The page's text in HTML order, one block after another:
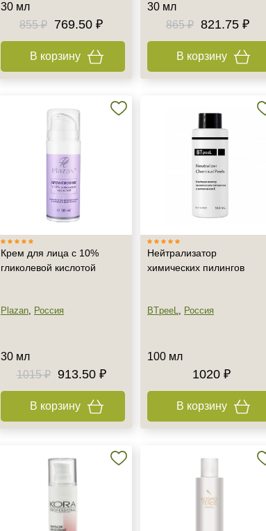
30 мл
855 ₽
769.50 ₽
В корзину
30 мл
865 ₽ 821.75 ₽
В корзину
Крем для лица с 10%
гликолевой кислотой
Plazan, Россия
30 мл
1015 ₽
913.50 ₽
В корзину
Нейтрализатор
химических пилингов
BTpeeL, Россия
100 мл
1020 ₽
В корзину